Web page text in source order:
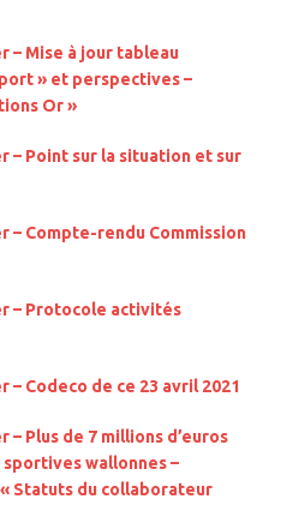
– Mise à jour tableau
» et perspectives –
Or »
– Point sur la situation et sur
– Compte-rendu Commission
– Protocole activités
– Codeco de ce 23 avril 2021
– Plus de 7 millions d’euros
wallonnes –
Statuts du collaborateur